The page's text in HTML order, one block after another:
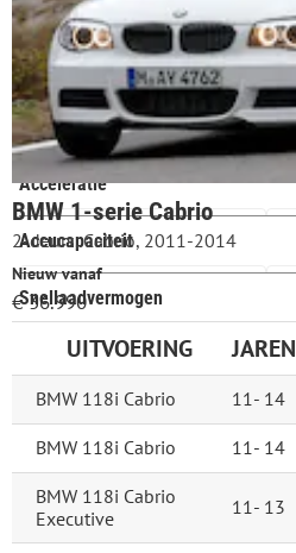
4 cilinders
5 cilinders
6 cilinders
Meer opties
Koppel
Topsnelheid
Bagageruimte
Acceleratie
Accucapaciteit
Snellaadvermogen
BMW 1-serie Cabrio
2-deurs, Cabrio, 2011-2014
Nieuw vanaf
€ 36.990
UITVOERING JAREN
BMW 118i Cabrio 11- 14
BMW 118i Cabrio 11- 14
BMW 118i Cabrio
Executive
11- 13